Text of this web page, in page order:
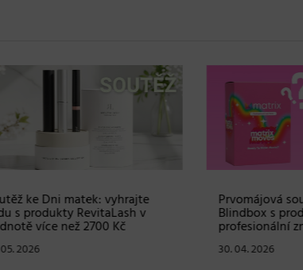
vyhrajte
v
2700 Kč
Prvomájová soutěž –
Blindbox s produkty od
profesionální značky